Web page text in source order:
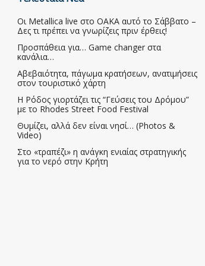
Οι Metallica live στο ΟΑΚΑ αυτό το Σάββατο –
Δες τι πρέπει να γνωρίζεις πριν έρθεις!
Προσπάθεια για… Game changer στα
κανάλια…
Αβεβαιότητα, πάγωμα κρατήσεων, ανατιμήσεις
στον τουριστικό χάρτη
Η Ρόδος γιορτάζει τις “Γεύσεις του Δρόμου”
με το Rhodes Street Food Festival
Θυμίζει, αλλά δεν είναι νησί… (Photos &
Video)
Στο «τραπέζι» η ανάγκη ενιαίας στρατηγικής
για το νερό στην Κρήτη